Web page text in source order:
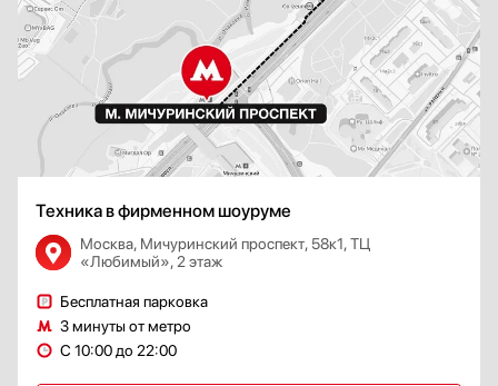
Техника в фирменном шоуруме
Москва, Мичуринский проспект, 58к1, ТЦ
«Любимый», 2 этаж
Бесплатная парковка
3 минуты от метро
С 10:00 до 22:00